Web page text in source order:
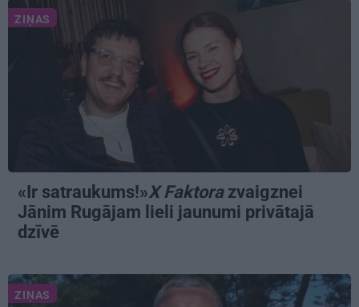
ZIŅAS
«Ir satraukums!»X Faktorazvaigznei
Jānim Rugājam lieli jaunumi privātajā
dzīvē
ZIŅAS